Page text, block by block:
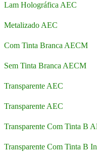
Lam Holográfica AEC
Metalizado AEC
Com Tinta Branca AECM
Sem Tinta Branca AECM
Transparente AEC
Transparente AEC
Transparente Com Tinta B
Transparente Com Tinta B